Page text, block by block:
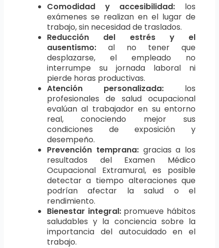
Comodidad y accesibilidad: los
exámenes se realizan en el lugar de
trabajo, sin necesidad de traslados.
Reducción del estrés y el
ausentismo:al no tener que
desplazarse, el empleado no
interrumpe su jornada laboral ni
pierde horas productivas.
Atención personalizada: los
profesionales de salud ocupacional
evalúan al trabajador en su entorno
real, conociendo mejor sus
condiciones de exposición y
desempeño.
Prevención temprana:gracias a los
resultados del Examen Médico
Ocupacional Extramural, es posible
detectar a tiempo alteraciones que
podrían afectar la salud o el
rendimiento.
Bienestar integral:promueve hábitos
saludables y la conciencia sobre la
importancia del autocuidado en el
trabajo.